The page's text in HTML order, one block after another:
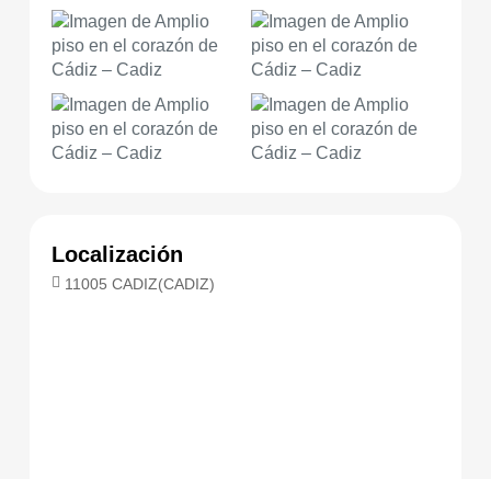
Localización
11005 CADIZ(CADIZ)